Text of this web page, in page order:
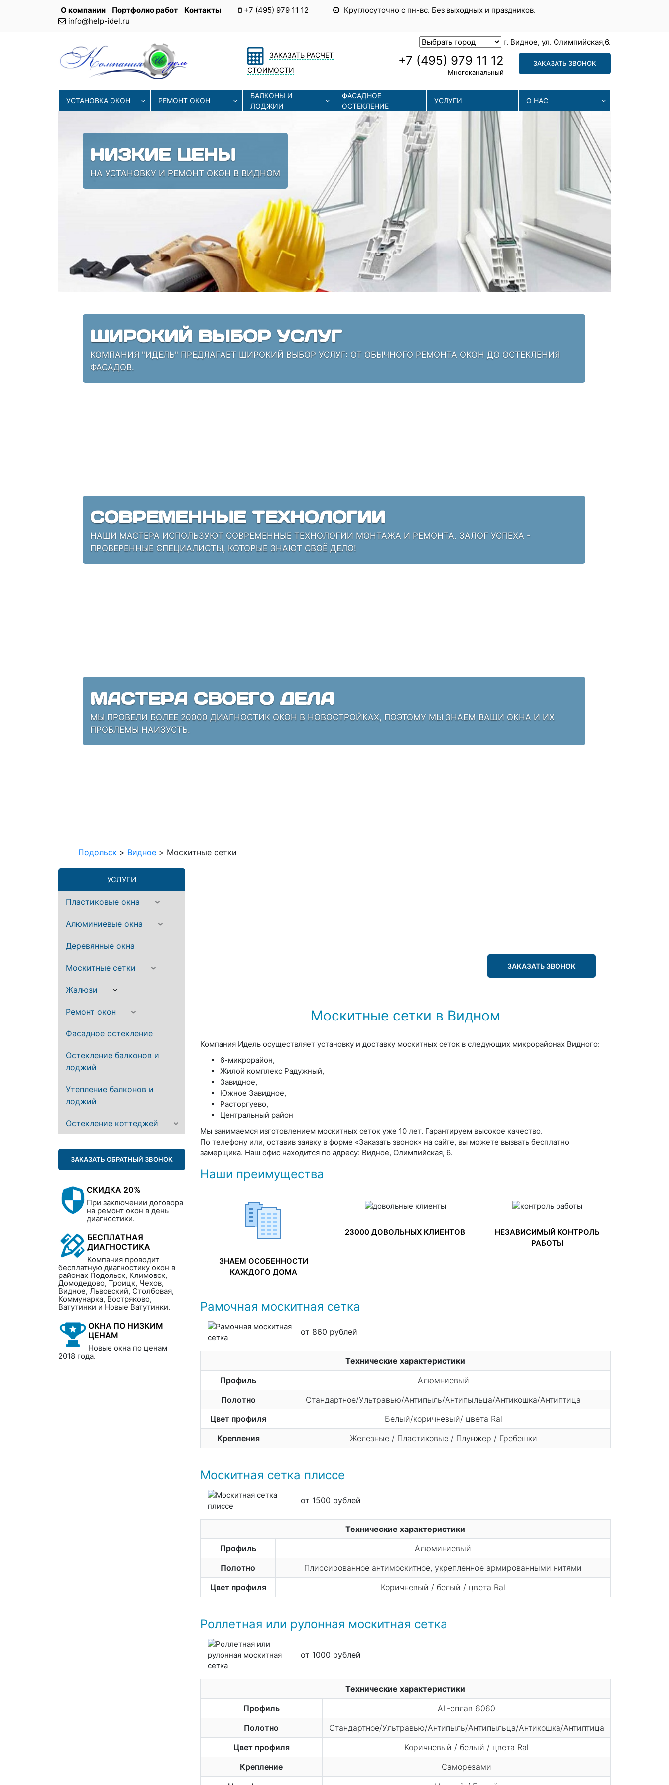
О компании Портфолио работ Контакты +7 (495) 979 11 12
Круглосуточно с пн-вс. Без выходных и праздников.
info@help-idel.ru
ЗАКАЗАТЬ РАСЧЕТ
СТОИМОСТИ
г. Видное, ул. Олимпийская,6.
+7 (495) 979 11 12
Многоканальный
ЗАКАЗАТЬ ЗВОНОК
УСТАНОВКА ОКОН РЕМОНТ ОКОН
БАЛКОНЫ И
ЛОДЖИИ
ФАСАДНОЕ
ОСТЕКЛЕНИЕ
УСЛУГИ О НАС
НИЗКИЕ ЦЕНЫ
НА УСТАНОВКУ И РЕМОНТ ОКОН В ВИДНОМ
ШИРОКИЙ ВЫБОР УСЛУГ
КОМПАНИЯ "ИДЕЛЬ" ПРЕДЛАГАЕТ ШИРОКИЙ ВЫБОР УСЛУГ: ОТ ОБЫЧНОГО РЕМОНТА ОКОН ДО ОСТЕКЛЕНИЯ
ФАСАДОВ.
СОВРЕМЕННЫЕ ТЕХНОЛОГИИ
НАШИ МАСТЕРА ИСПОЛЬЗУЮТ СОВРЕМЕННЫЕ ТЕХНОЛОГИИ МОНТАЖА И РЕМОНТА. ЗАЛОГ УСПЕХА -
ПРОВЕРЕННЫЕ СПЕЦИАЛИСТЫ, КОТОРЫЕ ЗНАЮТ СВОЁ ДЕЛО!
МАСТЕРА СВОЕГО ДЕЛА
МЫ ПРОВЕЛИ БОЛЕЕ 20000 ДИАГНОСТИК ОКОН В НОВОСТРОЙКАХ, ПОЭТОМУ МЫ ЗНАЕМ ВАШИ ОКНА И ИХ
ПРОБЛЕМЫ НАИЗУСТЬ.
Подольск > Видное > Москитные сетки
УСЛУГИ
Пластиковые окна
Алюминиевые окна
Деревянные окна
Москитные сетки
Жалюзи
Ремонт окон
Фасадное остекление
Остекление балконов и
лоджий
Утепление балконов и
лоджий
Остекление коттеджей
ЗАКАЗАТЬ ОБРАТНЫЙ ЗВОНОК
СКИДКА 20%
При заключении договора
на ремонт окон в день
диагностики.
БЕСПЛАТНАЯ
ДИАГНОСТИКА
Компания проводит
бесплатную диагностику окон в
районах Подольск, Климовск,
Домодедово, Троицк, Чехов,
Видное, Львовский, Столбовая,
Коммунарка, Востряково,
Ватутинки и Новые Ватутинки.
ОКНА ПО НИЗКИМ
ЦЕНАМ
Новые окна по ценам
2018 года.
ЗАКАЗАТЬ ЗВОНОК
Москитные сетки в Видном
Компания Идель осуществляет установку и доставку москитных сеток в следующих микрорайонах Видного:
6-микрорайон,
Жилой комплекс Радужный,
Завидное,
Южное Завидное,
Расторгуево,
Центральный район
Мы занимаемся изготовлением москитных сеток уже 10 лет. Гарантируем высокое качество.
По телефону или, оставив заявку в форме «Заказать звонок» на сайте, вы можете вызвать бесплатно
замерщика. Наш офис находится по адресу: Видное, Олимпийская, 6.
Наши преимущества
ЗНАЕМ ОСОБЕННОСТИ
КАЖДОГО ДОМА
23000 ДОВОЛЬНЫХ КЛИЕНТОВ
НЕЗАВИСИМЫЙ КОНТРОЛЬ
РАБОТЫ
Рамочная москитная сетка
от 860 рублей
Технические характеристики
Профиль
Алюмниевый
Полотно
Стандартное/Ультравью/Антипыль/Антипыльца/Антикошка/Антиптица
Цвет профиля
Белый/коричневый/ цвета Ral
Крепления
Железные / Пластиковые / Плунжер / Гребешки
Москитная сетка плиссе
от 1500 рублей
Технические характеристики
Профиль
Алюминиевый
Полотно
Плиссированное антимоскитное, укрепленное армированными нитями
Цвет профиля
Коричневый / белый / цвета Ral
Роллетная или рулонная москитная сетка
от 1000 рублей
Технические характеристики
Профиль
AL-сплав 6060
Полотно
Стандартное/Ультравью/Антипыль/Антипыльца/Антикошка/Антиптица
Цвет профиля
Коричневый / белый / цвета Ral
Крепление
Саморезами